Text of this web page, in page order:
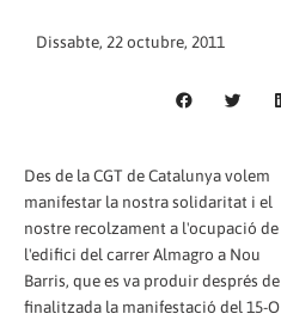
Dissabte, 22 octubre, 2011
Des de la CGT de Catalunya volem
manifestar la nostra solidaritat i el
nostre recolzament a l'ocupació de
l'edifici del carrer Almagro a Nou
Barris, que es va produir després de
finalitzada la manifestació del 15-O